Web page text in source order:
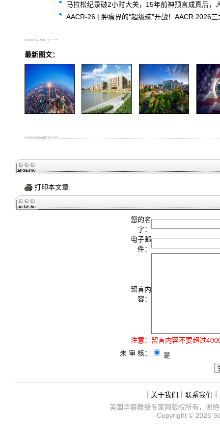
马拉松纪录破2小时大关，15年前神预言成真后，
AACR-26 | 肿瘤界的“超级碗”开战！AACR 2026
最新图文：
打印本文章
您的名
字：
电子邮
件：
留言内
容：
注意： 留言内容不要超过
未 审 核：
是
关于我们 联系我们
美国华裔教授专家网版权所有，谢
Copyright © 2026